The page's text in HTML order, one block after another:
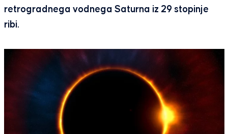
retrogradnega vodnega Saturna iz 29 stopinje
ribi.